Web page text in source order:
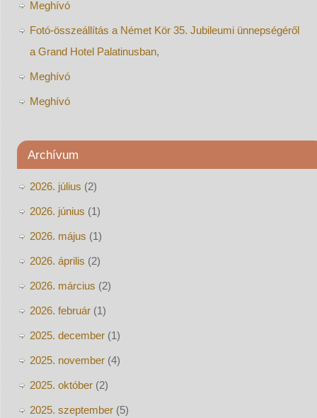
Meghívó
Fotó-összeállítás a Német Kör 35. Jubileumi ünnepségéről
a Grand Hotel Palatinusban,
Meghívó
Meghívó
Archívum
2026. július (2)
2026. június (1)
2026. május (1)
2026. április (2)
2026. március (2)
2026. február(1)
2025. december(1)
2025. november(4)
2025. október(2)
2025. szeptember(5)